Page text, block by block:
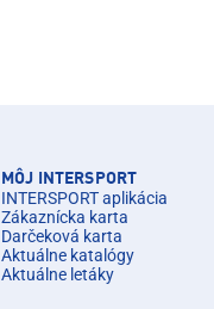
MÔJ INTERSPORT
INTERSPORT aplikácia
Zákaznícka karta
Darčeková karta
Aktuálne katalógy
Aktuálne letáky